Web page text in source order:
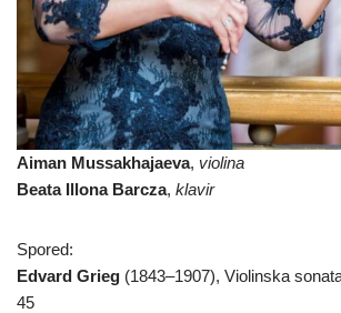
Aiman Mussakhajaeva, violina
Beata Illona Barcza, klavir
Spored:
Edvard Grieg (1843–1907), Violinska
45